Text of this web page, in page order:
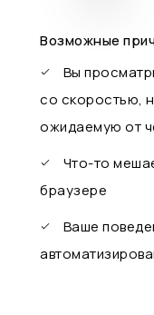
Возможные
Вы
со скоростью,
ожидаемую от
Что-то
браузере
Ваше